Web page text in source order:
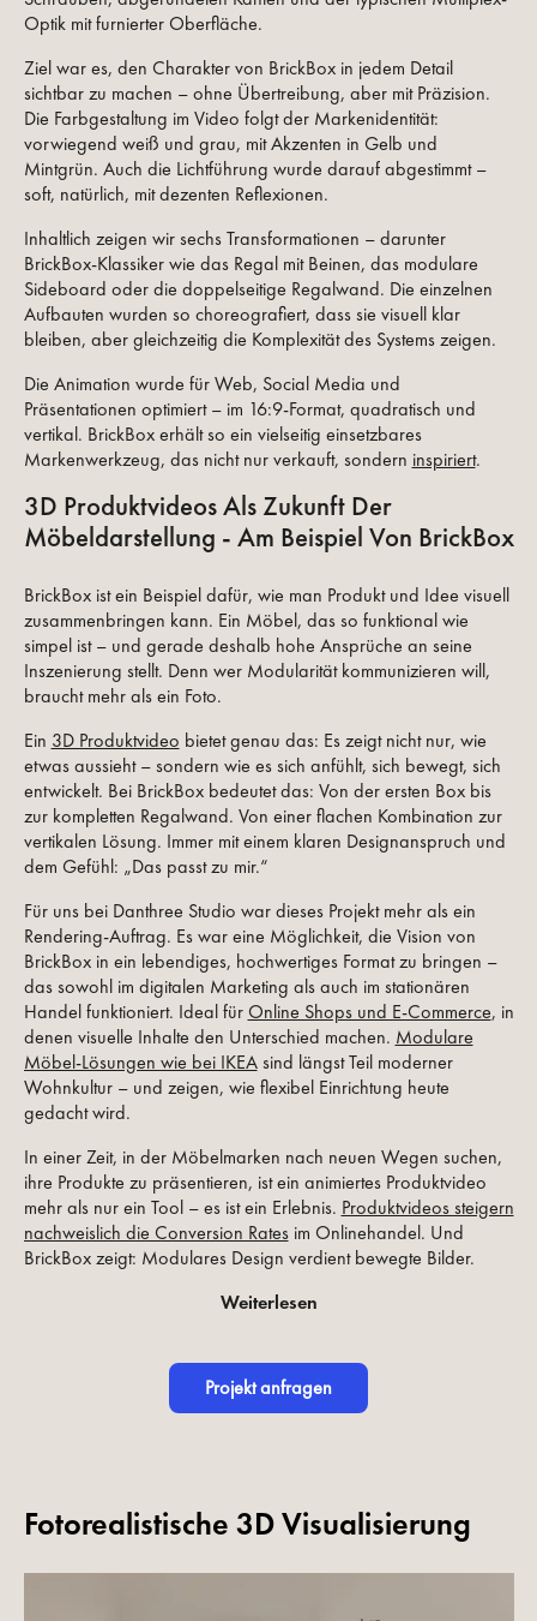
Optik mit furnierter Oberfläche.
Ziel war es, den Charakter von BrickBox in jedem Detail
sichtbar zu machen – ohne Übertreibung, aber mit Präzision.
Die Farbgestaltung im Video folgt der Markenidentität:
vorwiegend weiß und grau, mit Akzenten in Gelb und
Mintgrün. Auch die Lichtführung wurde darauf abgestimmt –
soft, natürlich, mit dezenten Reflexionen.
Inhaltlich zeigen wir sechs Transformationen – darunter
BrickBox-Klassiker wie das Regal mit Beinen, das modulare
Sideboard oder die doppelseitige Regalwand. Die einzelnen
Aufbauten wurden so choreografiert, dass sie visuell klar
bleiben, aber gleichzeitig die Komplexität des Systems zeigen.
Die Animation wurde für Web, Social Media und
Präsentationen optimiert – im 16:9-Format, quadratisch und
vertikal. BrickBox erhält so ein vielseitig einsetzbares
Markenwerkzeug, das nicht nur verkauft, sondern inspiriert.
3D Produktvideos Als Zukunft Der
Möbeldarstellung - Am Beispiel Von BrickBox
BrickBox ist ein Beispiel dafür, wie man Produkt und Idee visuell
zusammenbringen kann. Ein Möbel, das so funktional wie
simpel ist – und gerade deshalb hohe Ansprüche an seine
Inszenierung stellt. Denn wer Modularität kommunizieren will,
braucht mehr als ein Foto.
Ein 3D Produktvideo bietet genau das: Es zeigt nicht nur, wie
etwas aussieht – sondern wie es sich anfühlt, sich bewegt, sich
entwickelt. Bei BrickBox bedeutet das: Von der ersten Box bis
zur kompletten Regalwand. Von einer flachen Kombination zur
vertikalen Lösung. Immer mit einem klaren Designanspruch und
dem Gefühl: „Das passt zu mir.“
Für uns bei Danthree Studio war dieses Projekt mehr als ein
Rendering-Auftrag. Es war eine Möglichkeit, die Vision von
BrickBox in ein lebendiges, hochwertiges Format zu bringen –
das sowohl im digitalen Marketing als auch im stationären
Handel funktioniert. Ideal fürOnline Shops und E-Commerce, in
denen visuelle Inhalte den Unterschied machen. Modulare
Möbel-Lösungen wie bei IKEAsind längst Teil moderner
Wohnkultur – und zeigen, wie flexibel Einrichtung heute
gedacht wird.
In einer Zeit, in der Möbelmarken nach neuen Wegen suchen,
ihre Produkte zu präsentieren, ist ein animiertes Produktvideo
mehr als nur ein Tool – es ist ein Erlebnis. Produktvideos steigern
nachweislich die Conversion Ratesim Onlinehandel. Und
BrickBox zeigt: Modulares Design verdient bewegte Bilder.
Weiterlesen
Projekt anfragen
Fotorealistische 3D Visualisierung